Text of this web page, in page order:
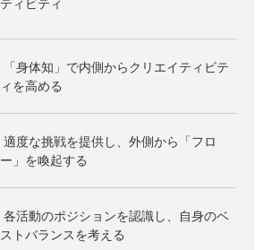
「身体知」で内側からクリエイティビテ
ィを高める
適度な挑戦を提供し、外側から「フロ
ー」を喚起する
各活動のポジションを認識し、自身のベ
ストバランスを考える